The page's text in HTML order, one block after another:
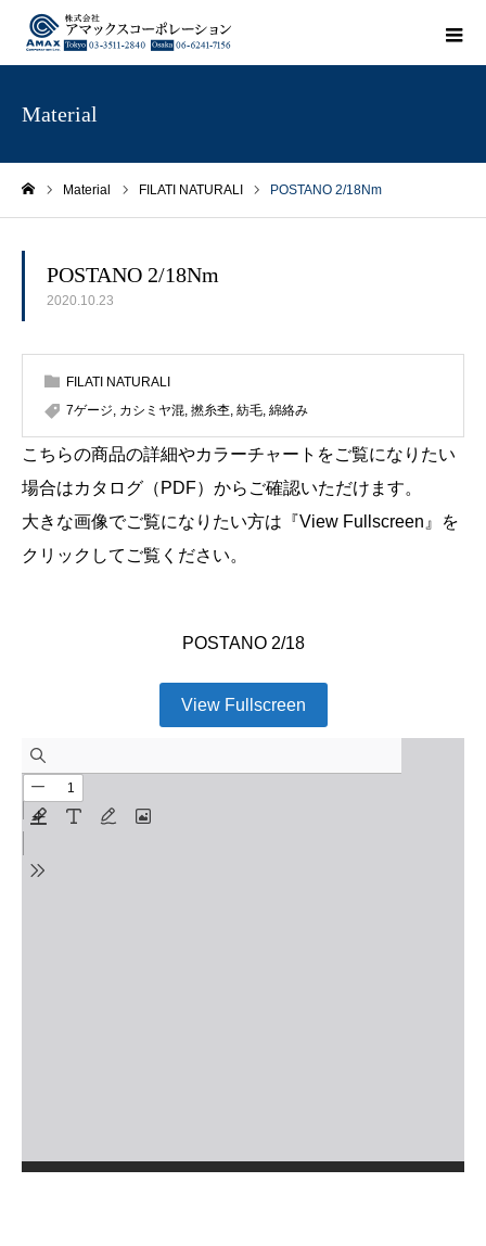
Material
Material FILATI NATURALI POSTANO 2/18Nm
POSTANO 2/18Nm
2020.10.23
FILATI NATURALI
7ゲージ, カシミヤ混, 撚糸杢, 紡毛, 綿絡み
こちらの商品の詳細やカラーチャートをご覧になりたい
場合はカタログ（PDF）からご確認いただけます。
大きな画像でご覧になりたい方は『View Fullscreen』を
クリックしてご覧ください。
POSTANO 2/18
View Fullscreen